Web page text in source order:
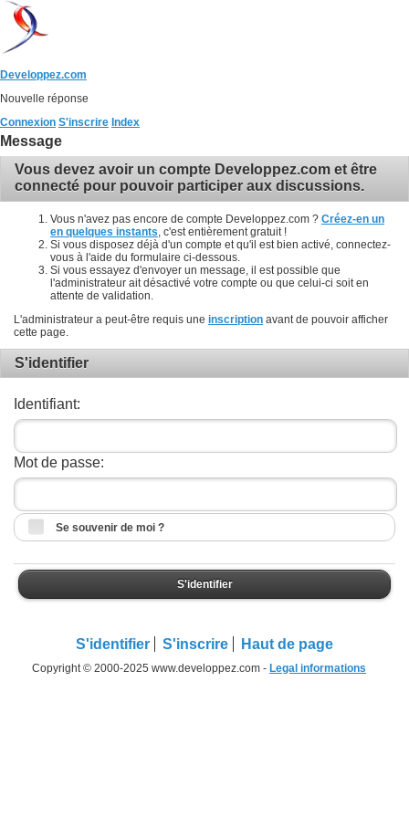
Developpez.com
Nouvelle réponse
Connexion S'inscrire Index
Message
Vous devez avoir un compte Developpez.com et être
connecté pour pouvoir participer aux discussions.
Vous n'avez pas encore de compte Developpez.com ? Créez-en un
en quelques instants , c'est entièrement gratuit !
Si vous disposez déjà d'un compte et qu'il est bien activé, connectez-
vous à l'aide du formulaire ci-dessous.
Si vous essayez d'envoyer un message, il est possible que
l'administrateur ait désactivé votre compte ou que celui-ci soit en
attente de validation.
L'administrateur a peut-être requis une inscription avant de pouvoir afficher
cette page.
S'identifier
Identifiant:
Mot de passe:
Se souvenir de moi ?
S'identifier
S'identifier S'inscrire Haut de page
Copyright © 2000-2025 www.developpez.com - Legal informations